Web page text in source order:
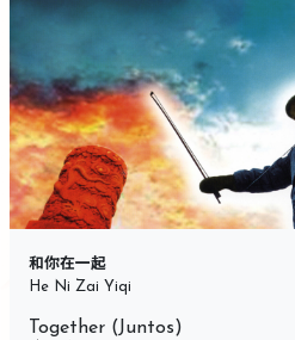
和你在一起
He Ni Zai Yiqi
Together (Juntos)